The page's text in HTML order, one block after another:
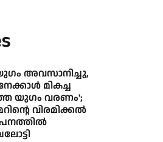
അവസാനിച്ചു,
മികച്ച
യുഗം വരണം';
വിരമിക്കൽ